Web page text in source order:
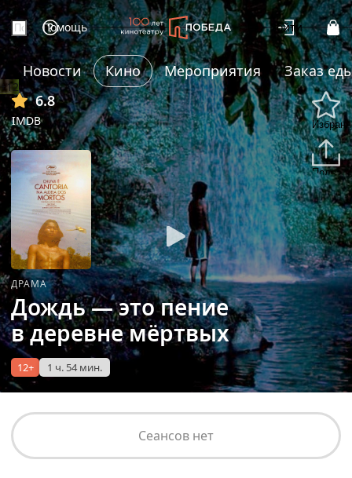
Помощь Войти
Новости Кино Мероприятия
Заказ
6.8
IMDB
+12
ДРАМА
Дождь — это пение
в деревне мёртвых
12+ 1 ч. 54 мин.
Сеансов нет